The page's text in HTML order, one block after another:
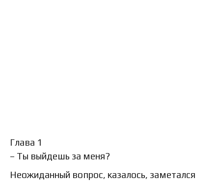
Глава 1
– Ты выйдешь за меня?
Неожиданный вопрос, казалось, заметался